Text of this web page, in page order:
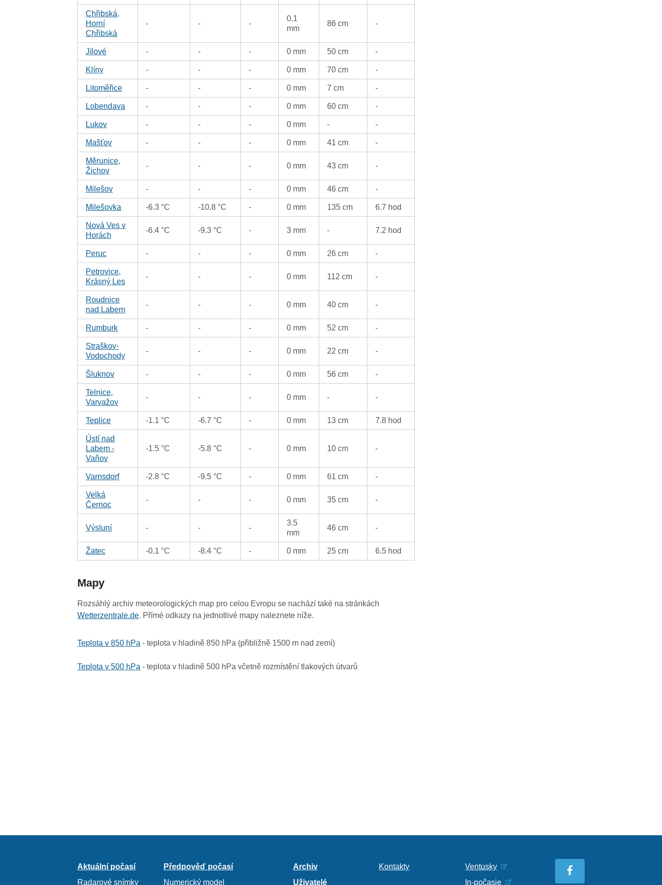
Chřibská,
Horní
Chřibská
- - -
0.1
mm
86 cm -
Jílové - - - 0 mm 50 cm -
Klíny - - - 0 mm 70 cm -
Litoměřice - - - 0 mm 7 cm -
Lobendava - - - 0 mm 60 cm -
Lukov - - - 0 mm - -
Mašťov - - - 0 mm 41 cm -
Měrunice,
Žichov
- - - 0 mm 43 cm -
Milešov - - - 0 mm 46 cm -
Milešovka -6.3 °C -10.8 °C - 0 mm 135 cm 6.7 hod
Nová Ves v
Horách
-6.4 °C -9.3 °C - 3 mm - 7.2 hod
Peruc - - - 0 mm 26 cm -
Petrovice,
Krásný Les
- - - 0 mm 112 cm -
Roudnice
nad Labem
- - - 0 mm 40 cm -
Rumburk - - - 0 mm 52 cm -
Straškov-
Vodochody
- - - 0 mm 22 cm -
Šluknov - - - 0 mm 56 cm -
Telnice,
Varvažov
- - - 0 mm - -
Teplice -1.1 °C -6.7 °C - 0 mm 13 cm 7.8 hod
Ústí nad
Labem -
Vaňov
-1.5 °C -5.8 °C - 0 mm 10 cm -
Varnsdorf -2.8 °C -9.5 °C - 0 mm 61 cm -
Velká
Černoc
- - - 0 mm 35 cm -
Výsluní - - -
3.5
mm
46 cm -
Žatec -0.1 °C -8.4 °C - 0 mm 25 cm 6.5 hod
Mapy
Rozsáhlý archiv meteorologických map pro celou Evropu se nachází také na stránkách
Wetterzentrale.de. Přímé odkazy na jednotlivé mapy naleznete níže.
Teplota v 850 hPa - teplota v hladině 850 hPa (přibližně 1500 m nad zemí)
Teplota v 500 hPa - teplota v hladině 500 hPa včetně rozmístění tlakových útvarů
Aktuální počasí
Radarové snímky
Předpověď počasí
Numerický model
Archiv
Uživatelé
Kontakty
Ventusky
In-počasie